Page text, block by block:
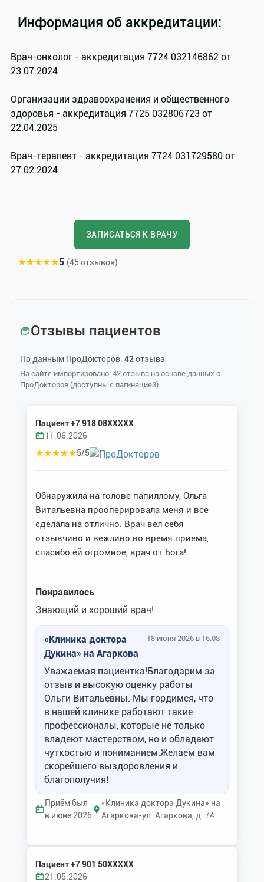
Информация об аккредитации:
Врач-онколог - аккредитация 7724 032146862 от
23.07.2024
Организации здравоохранения и общественного
здоровья - аккредитация 7725 032806723 от
22.04.2025
Врач-терапевт - аккредитация 7724 031729580 от
27.02.2024
ЗАПИСАТЬСЯ К ВРАЧУ
★★★★★5 (45 отзывов)
Отзывы пациентов
По данным ПроДокторов: 42отзыва
На сайте импортировано: 42 отзыва на основе данных с
ПроДокторов (доступны с пагинацией).
Пациент +7 918 08XXXXX
11.06.2026
★★★★★5/5
Обнаружила на голове папиллому, Ольга
Витальевна прооперировала меня и все
сделала на отлично. Врач вел себя
отзывчиво и вежливо во время приема,
спасибо ей огромное, врач от Бога!
Понравилось
Знающий и хороший врач!
«Клиника доктора
Дукина» на Агаркова
18 июня 2026 в 16:08
Уважаемая пациентка!Благодарим за
отзыв и высокую оценку работы
Ольги Витальевны. Мы гордимся, что
в нашей клинике работают такие
профессионалы, которые не только
владеют мастерством, но и обладают
чуткостью и пониманием.Желаем вам
скорейшего выздоровления и
благополучия!
Приём был
в июне 2026
«Клиника доктора Дукина» на
Агаркова-ул. Агаркова, д. 74
Пациент +7 901 50XXXXX
21.05.2026